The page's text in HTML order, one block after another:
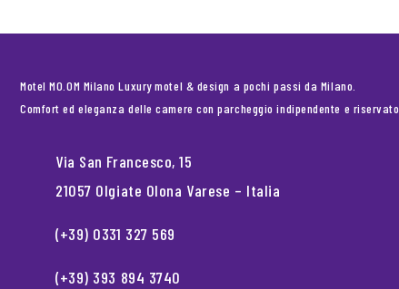
Motel MO.OM Milano Luxury motel & design a pochi passi da Milano.
Comfort ed eleganza delle camere con parcheggio indipendente e riservato.
Via San Francesco, 15
21057 Olgiate Olona Varese – Italia
(+39) 0331 327 569
(+39) 393 894 3740